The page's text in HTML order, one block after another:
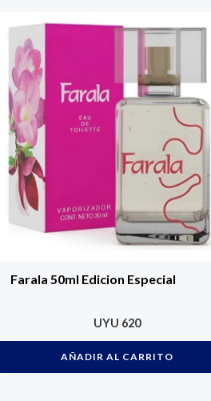
Farala 50ml Edicion Especial
UYU 620
AÑADIR AL CARRITO